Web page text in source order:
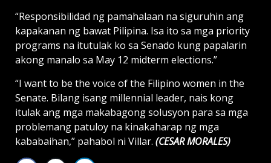
“Responsibilidad ng pamahalaan na siguruhin ang
kapakanan ng bawat Pilipina. Isa ito sa mga priority
programs na itutulak ko sa Senado kung papalarin
akong manalo sa May 12 midterm elections.”
“I want to be the voice of the Filipino women in the
Senate. Bilang isang millennial leader, nais kong
itulak ang mga makabagong solusyon para sa mga
problemang patuloy na kinakaharap ng mga
kababaihan,” pahabol ni Villar. (CESAR MORALES)